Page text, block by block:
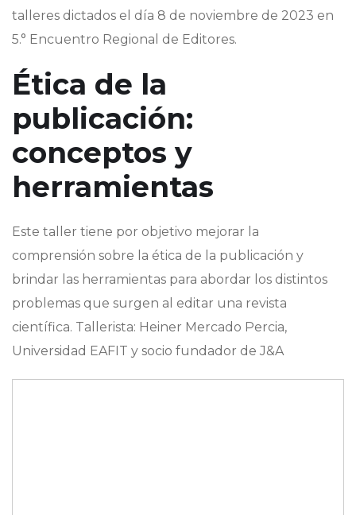
talleres dictados el día 8 de noviembre de 2023 en
5.° Encuentro Regional de Editores.
Ética de la
publicación:
conceptos y
herramientas
Este taller tiene por objetivo mejorar la
comprensión sobre la ética de la publicación y
brindar las herramientas para abordar los distintos
problemas que surgen al editar una revista
científica. Tallerista: Heiner Mercado Percia,
Universidad EAFIT y socio fundador de J&A